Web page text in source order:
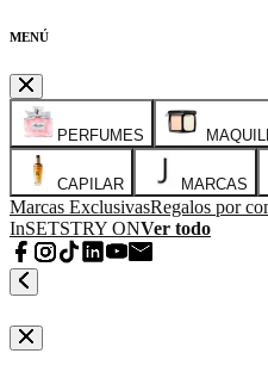
MENÚ
PERFUMES
CAPILAR MARCAS
Marcas ExclusivasRegalos por
InSETSTRY ONVer todo